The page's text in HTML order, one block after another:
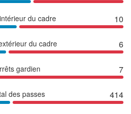
du cadre 10
du cadre 6
gardien 7
des passes 414